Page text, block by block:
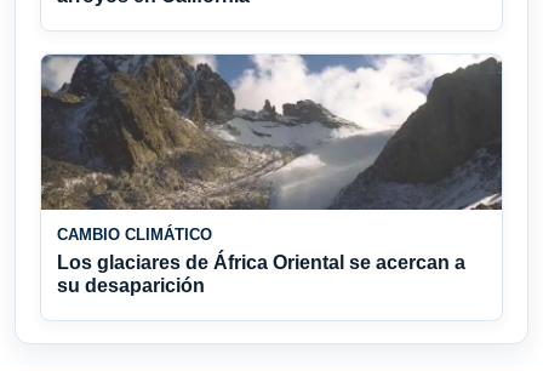
CAMBIO CLIMÁTICO
Los glaciares de África Oriental se acercan a
su desaparición